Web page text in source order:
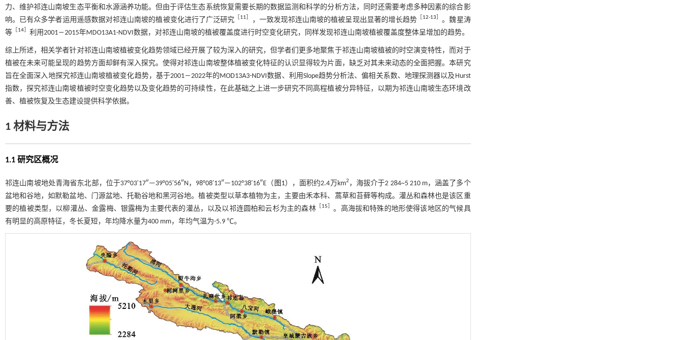
力、维护祁连山南坡生态平衡和水源涵养功能。但由于评估生态系统恢复需要长期的数据监测和科学的分析方法，同时还需要考虑多种因素的综合影
响。已有众多学者运用遥感数据对祁连山南坡的植被变化进行了广泛研究 ［11］ ，一致发现祁连山南坡的植被呈现出显著的增长趋势 ［12-13］ 。魏星涛
等 ［14］ 利用2001―2015年MDO13A1-NDVI数据，对祁连山南坡的植被覆盖度进行时空变化研究，同样发现祁连山南坡植被覆盖度整体呈增加的趋势。
综上所述，相关学者针对祁连山南坡植被变化趋势领域已经开展了较为深入的研究，但学者们更多地聚焦于祁连山南坡植被的时空演变特性，而对于
植被在未来可能呈现的趋势方面却鲜有深入探究。使得对祁连山南坡整体植被变化特征的认识显得较为片面，缺乏对其未来动态的全面把握。本研究
旨在全面深入地探究祁连山南坡植被变化趋势，基于2001―2022年的MOD13A3-NDVI数据、利用Slope趋势分析法、偏相关系数、地理探测器以及Hurst
指数，探究祁连山南坡植被时空变化趋势以及变化趋势的可持续性，在此基础之上进一步研究不同高程植被分异特征，以期为祁连山南坡生态环境改
善、植被恢复及生态建设提供科学依据。
1 材料与方法
1.1 研究区概况
祁连山南坡地处青海省东北部，位于37°03′17″—39°05′56″N，98°08′13″—102°38′16″E（ 图1），面积约2.4万km2 ，海拔介于2 284~5 210 m，涵盖了多个
盆地和谷地，如默勒盆地、门源盆地、托勒谷地和黑河谷地。植被类型以草本植物为主，主要由禾本科、蒿草和苔藓等构成。灌丛和森林也是该区重
要的植被类型，以柳灌丛、金露梅、银露梅为主要代表的灌丛，以及以祁连圆柏和云杉为主的森林［15］ 。高海拔和特殊的地形使得该地区的气候具
有明显的高原特征，冬长夏短，年均降水量为400 mm，年均气温为-5.9 ℃。